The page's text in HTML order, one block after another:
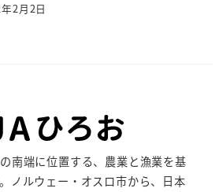
2月2日
南端に位置する、農業と漁業を基
ノルウェー・オスロ市から、日本